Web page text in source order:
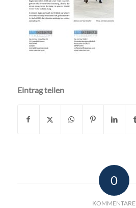
Eintrag teilen
0
KOMMENTARE